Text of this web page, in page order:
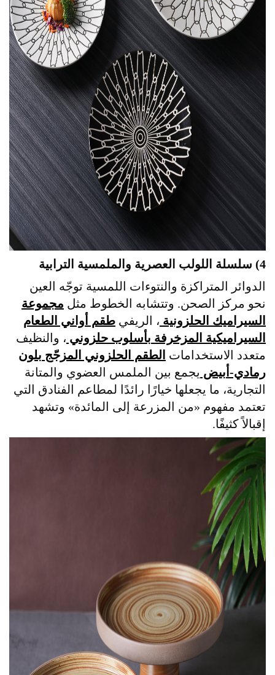
4) سلسلة اللولب العصرية والملمسية الترابية
الدوائر المتراكزة والنتوءات اللمسية توجّه العين
نحو مركز الصحن. وتتشابه الخطوط مثل مجموعة
السيراميك الحلزونية ، الريفي طقم أواني الطعام
السيراميكية المزخرفة بأسلوب حلزوني ، والنظيف
متعدد الاستخدامات الطقم الحلزوني المزجّج بلون
رمادي-أبيض يجمع بين الملمس العضوي والمتانة
التجارية، ما يجعلها خيارًا رائدًا لمطاعم الفنادق التي
تعتمد مفهوم «من المزرعة إلى المائدة» وتشهد
إقبالاً كثيفًا.